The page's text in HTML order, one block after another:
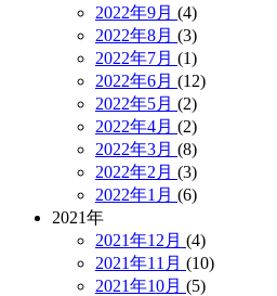
2022年9月 (4)
2022年8月 (3)
2022年7月 (1)
2022年6月 (12)
2022年5月 (2)
2022年4月 (2)
2022年3月 (8)
2022年2月 (3)
2022年1月 (6)
2021年
2021年12月 (4)
2021年11月 (10)
2021年10月 (5)